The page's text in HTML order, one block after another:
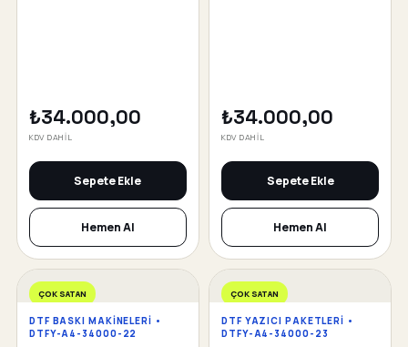
₺34.000,00
KDV DAHİL
Sepete Ekle
Hemen Al
₺34.000,00
KDV DAHİL
Sepete Ekle
Hemen Al
ÇOK SATAN
DTF BASKI MAKINELERI •
DTFY-A4-34000-22
ÇOK SATAN
DTF YAZICI PAKETLERI •
DTFY-A4-34000-23